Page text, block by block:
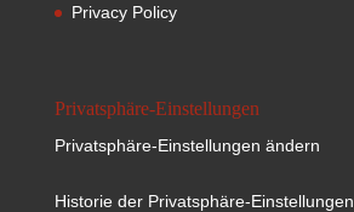
Privacy Policy
Privatsphäre-Einstellungen
Privatsphäre-Einstellungen ändern
Historie der Privatsphäre-Einstellungen